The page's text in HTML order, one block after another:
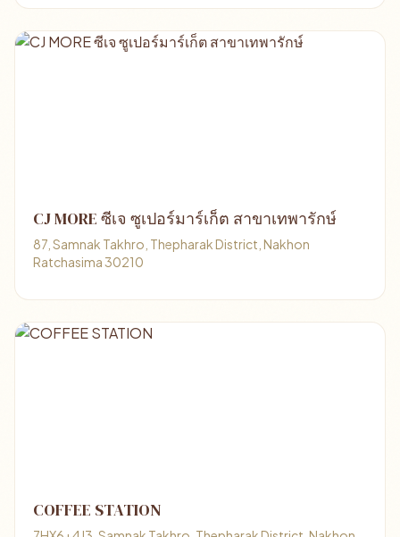
CJ MORE ซีเจ ซูเปอร์มาร์เก็ต สาขาเทพารักษ์
87, Samnak Takhro, Thepharak District, Nakhon
Ratchasima 30210
COFFEE STATION